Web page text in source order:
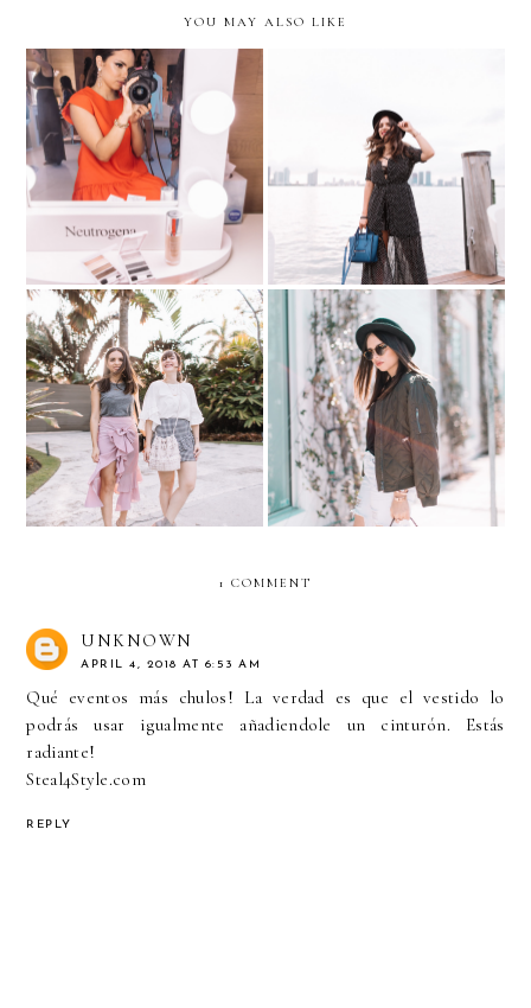
YOU MAY ALSO LIKE
Getting Ready for
PREMIOS
JUVENTUD...with
Neutrogena
Peace. Love. World - Swim
Week Event
10 QUESTIONS with
ANDREA ERASO
White Boyfriend Jeans +
Army Bomber + Patches
1 COMMENT
UNKNOWN
APRIL 4, 2018 AT 6:53 AM
Qué eventos más chulos! La verdad es que el vestido lo
podrás usar igualmente añadiendole un cinturón. Estás
radiante!
Steal4Style.com
REPLY